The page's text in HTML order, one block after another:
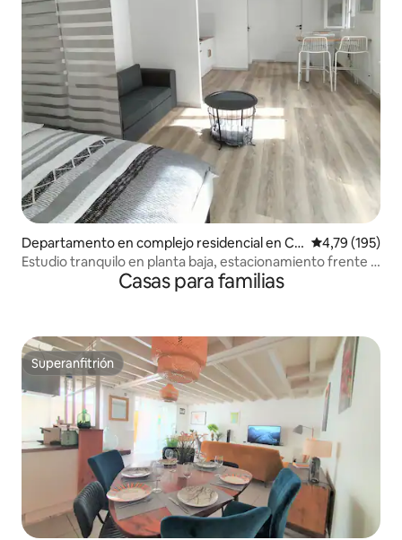
Departamento en complejo residencial en Cl
ermont-Ferrand
Calificación
4,79 (195)
Estudio tranquilo en planta baja, estacionamiento frente a
Casas para familias
Superanfitrión
Superanfitrión